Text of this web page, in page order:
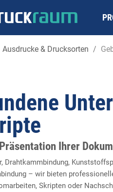
Ausdrucke & Drucksorten
Drahtkammbindung,
– wir bieten
Skripten oder
Ihrer